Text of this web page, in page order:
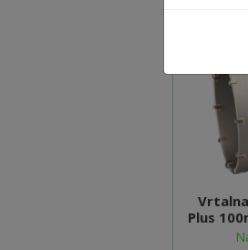
Plus